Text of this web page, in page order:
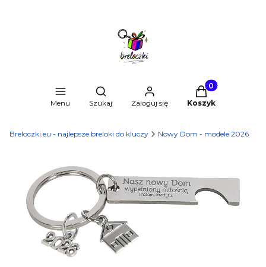
Menu
Otwórz wyszukiwarkę
Szukaj Zaloguj się
Produkty w
Koszyk
Breloczki.eu - najlepsze breloki do kluczy Nowy Dom - modele 2026